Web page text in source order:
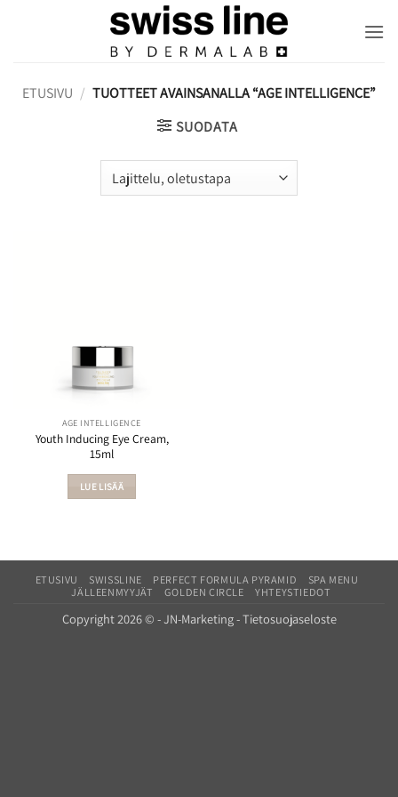
ETUSIVU / TUOTTEET AVAINSANALLA “AGE INTELLIGENCE”
SUODATA
AGE INTELLIGENCE
Youth Inducing Eye Cream,
15ml
LUE LISÄÄ
ETUSIVU SWISSLINE PERFECT FORMULA PYRAMID
SPA MENU
JÄLLEENMYYJÄT
GOLDEN CIRCLE YHTEYSTIEDOT
Copyright 2026 © -JN-Marketing-Tietosuojaseloste